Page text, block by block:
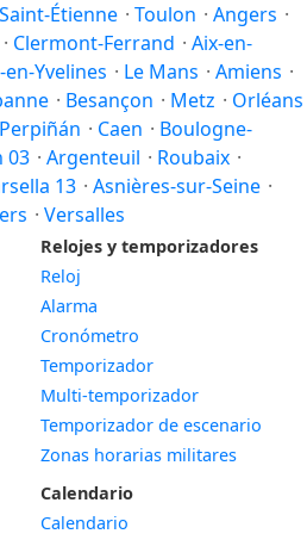
Saint-Étienne · Toulon · Angers ·
· Clermont-Ferrand · Aix-en-
Yvelines · Le Mans · Amiens ·
· Besançon · Metz · Orléans
Perpiñán · Caen · Boulogne-
03 · Argenteuil · Roubaix ·
13 · Asnières-sur-Seine ·
· Versalles
Relojes y temporizadores
Reloj
Alarma
Cronómetro
Temporizador
Multi-temporizador
Temporizador de escenario
Zonas horarias militares
Calendario
Calendario